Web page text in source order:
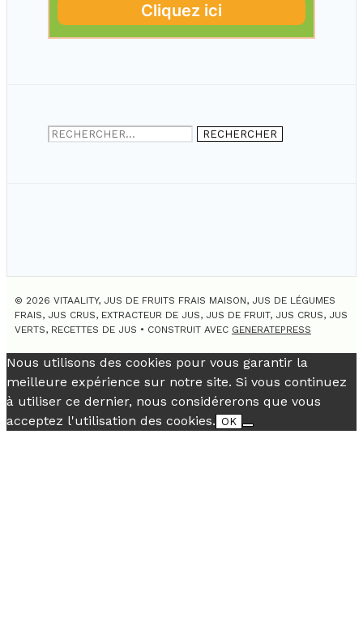
Rechercher :
© 2026 VITAALITY, JUS DE FRUITS FRAIS MAISON, JUS DE LÉGUMES
FRAIS, JUS CRUS, EXTRACTEUR DE JUS, JUS DE FRUIT, JUS CRUS, JUS
VERTS, RECETTES DE JUS • CONSTRUIT AVEC GENERATEPRESS
Nous utilisons des cookies pour vous garantir la
meilleure expérience sur notre site. Si vous continuez
à utiliser ce dernier, nous considérerons que vous
acceptez l'utilisation des cookies. OK